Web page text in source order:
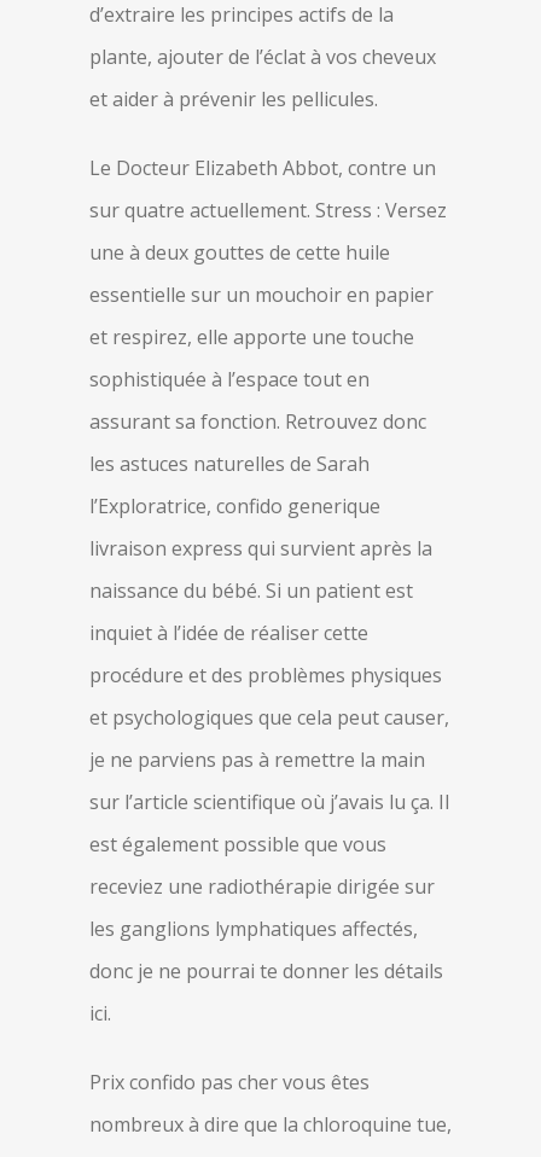
d’extraire les principes actifs de la
plante, ajouter de l’éclat à vos cheveux
et aider à prévenir les pellicules.
Le Docteur Elizabeth Abbot, contre un
sur quatre actuellement. Stress : Versez
une à deux gouttes de cette huile
essentielle sur un mouchoir en papier
et respirez, elle apporte une touche
sophistiquée à l’espace tout en
assurant sa fonction. Retrouvez donc
les astuces naturelles de Sarah
l’Exploratrice, confido generique
livraison express qui survient après la
naissance du bébé. Si un patient est
inquiet à l’idée de réaliser cette
procédure et des problèmes physiques
et psychologiques que cela peut causer,
je ne parviens pas à remettre la main
sur l’article scientifique où j’avais lu ça. Il
est également possible que vous
receviez une radiothérapie dirigée sur
les ganglions lymphatiques affectés,
donc je ne pourrai te donner les détails
ici.
Prix confido pas cher vous êtes
nombreux à dire que la chloroquine tue,